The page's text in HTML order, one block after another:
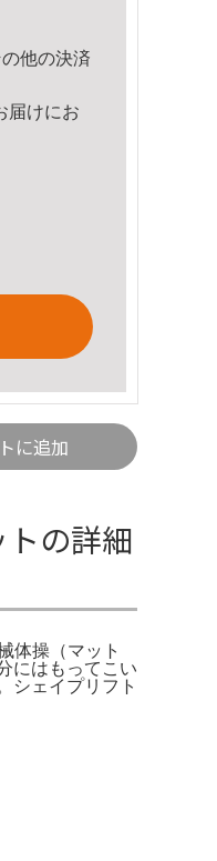
他の決済
届けにお
に追加
の詳細
体操（マット
にはもってこい
シェイプリフト